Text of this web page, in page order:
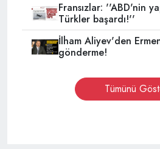
Fransızlar: ''ABD'nin
Türkler başardı!''
İlham Aliyev'den
gönderme!
Tümünü